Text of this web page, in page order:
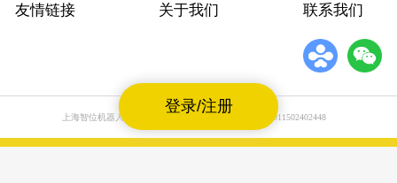
登录/注册
友情链接 关于我们 联系我们
上海智位机器人股份有限公司 沪公网安备31011502402448